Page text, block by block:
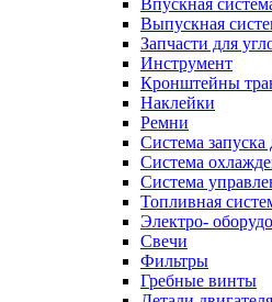
Впускная
Выпускная
Запчасти для
Инструмент
Кронштейны
Наклейки
Ремни
Система запуска
Система
Система
Топливная
Электро-
Свечи
Фильтры
Гребные винты